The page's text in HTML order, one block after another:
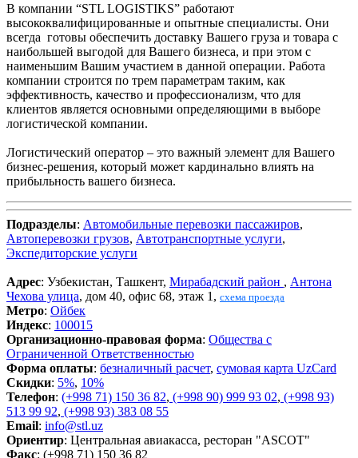
В компании “STL LOGISTIKS” работают
высококвалифицированные и опытные специалисты. Они
всегда готовы обеспечить доставку Вашего груза и товара с
наибольшей выгодой для Вашего бизнеса, и при этом с
наименьшим Вашим участием в данной операции. Работа
компании строится по трем параметрам таким, как
эффективность, качество и профессионализм, что для
клиентов является основными определяющими в выборе
логистической компании.
Логистический оператор – это важный элемент для Вашего
бизнес-решения, который может кардинально влиять на
прибыльность вашего бизнеса.
Подразделы: Автомобильные перевозки пассажиров,
Автоперевозки грузов, Автотранспортные услуги,
Экспедиторские услуги
Адрес: Узбекистан, Ташкент, Мирабадский район , Антона
Чехова улица, дом 40, офис 68, этаж 1, схема проезда
Метро: Ойбек
Индекс: 100015
Организационно-правовая форма: Общества с
Ограниченной Ответственностью
Форма оплаты: безналичный расчет, сумовая карта UzCard
Скидки: 5%, 10%
Телефон: (+998 71) 150 36 82, (+998 90) 999 93 02, (+998 93)
513 99 92, (+998 93) 383 08 55
Email: info@stl.uz
Ориентир: Центральная авиакасса, ресторан "ASCOT"
Факс: (+998 71) 150 36 82